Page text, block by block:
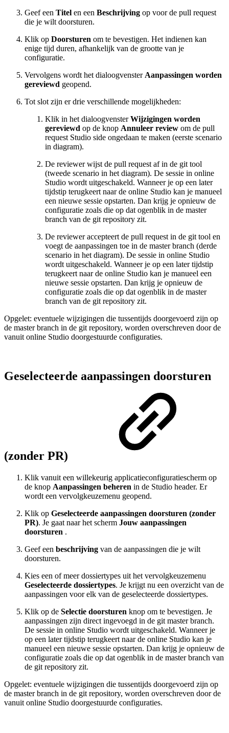
Geef een Titel en een Beschrijving op voor de pull request
die je wilt doorsturen.
Klik op Doorsturen om te bevestigen. Het indienen kan
enige tijd duren, afhankelijk van de grootte van je
configuratie.
Vervolgens wordt het dialoogvenster Aanpassingen worden
gereviewd geopend.
Tot slot zijn er drie verschillende mogelijkheden:
Klik in het dialoogvensterWijzigingen worden
gereviewd op de knop Annuleer review om de pull
request Studio side ongedaan te maken (eerste scenario
in diagram).
De reviewer wijst de pull request af in de git tool
(tweede scenario in het diagram). De sessie in online
Studio wordt uitgeschakeld. Wanneer je op een later
tijdstip terugkeert naar de online Studio kan je manueel
een nieuwe sessie opstarten. Dan krijg je opnieuw de
configuratie zoals die op dat ogenblik in de master
branch van de git repository zit.
De reviewer accepteert de pull request in de git tool en
voegt de aanpassingen toe in de master branch (derde
scenario in het diagram). De sessie in online Studio
wordt uitgeschakeld. Wanneer je op een later tijdstip
terugkeert naar de online Studio kan je manueel een
nieuwe sessie opstarten. Dan krijg je opnieuw de
configuratie zoals die op dat ogenblik in de master
branch van de git repository zit.
Opgelet: eventuele wijzigingen die tussentijds doorgevoerd zijn op
de master branch in de git repository, worden overschreven door de
vanuit online Studio doorgestuurde configuraties.
Geselecteerde aanpassingen doorsturen
(zonder PR)
Klik vanuit een willekeurig applicatieconfiguratiescherm op
de knop Aanpassingen beheren in de Studio header. Er
wordt een vervolgkeuzemenu geopend.
Klik op Geselecteerde aanpassingen doorsturen (zonder
PR). Je gaat naar het scherm Jouw aanpassingen
doorsturen .
Geef een beschrijving van de aanpassingen die je wilt
doorsturen.
Kies een of meer dossiertypes uit het vervolgkeuzemenu
Geselecteerde dossiertypes. Je krijgt nu een overzicht van de
aanpassingen voor elk van de geselecteerde dossiertypes.
Klik op de Selectie doorsturen knop om te bevestigen. Je
aanpassingen zijn direct ingevoegd in de git master branch.
De sessie in online Studio wordt uitgeschakeld. Wanneer je
op een later tijdstip terugkeert naar de online Studio kan je
manueel een nieuwe sessie opstarten. Dan krijg je opnieuw de
configuratie zoals die op dat ogenblik in de master branch van
de git repository zit.
Opgelet: eventuele wijzigingen die tussentijds doorgevoerd zijn op
de master branch in de git repository, worden overschreven door de
vanuit online Studio doorgestuurde configuraties.